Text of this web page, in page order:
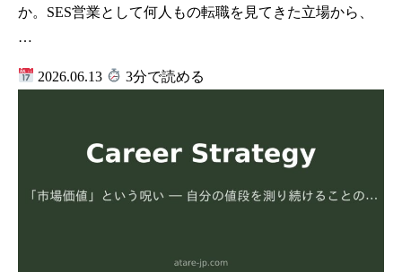
か。SES営業として何人もの転職を見てきた立場から、
…
2026.06.13 3分で読める